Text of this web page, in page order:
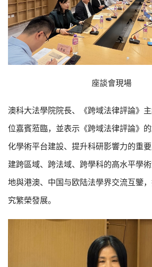
座談會現場
澳科大法學院院長、《跨域法律評論》
位嘉賓蒞臨，並表示《跨域法律評論》
化學術平台建設、提升科研影響力的重
建跨區域、跨法域、跨學科的高水平學
地與港澳、中国与欧陆法學界交流互鑒
究繁榮發展。